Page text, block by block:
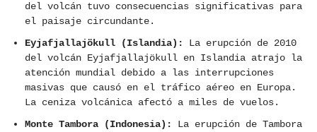
del volcán tuvo consecuencias significativas para
el paisaje circundante.
Eyjafjallajökull (Islandia):
La erupción de 2010
del volcán Eyjafjallajökull en Islandia atrajo la
atención mundial debido a las interrupciones
masivas que causó en el tráfico aéreo en Europa.
La ceniza volcánica afectó a miles de vuelos.
Monte Tambora (Indonesia):
La erupción de Tambora